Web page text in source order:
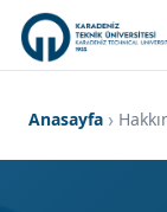
Anasayfa